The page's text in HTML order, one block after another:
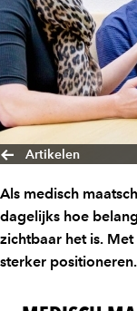
Artikelen
Als medisch
dagelijks hoe
zichtbaar het is.
sterker